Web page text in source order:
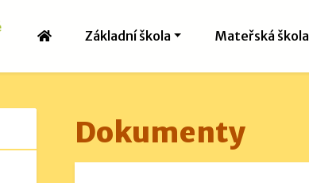
Základní škola Mateřská škola
Dokumenty